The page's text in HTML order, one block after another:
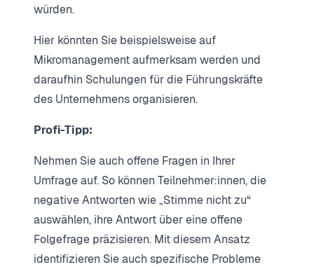
würden.
Hier könnten Sie beispielsweise auf
Mikromanagement aufmerksam werden und
daraufhin Schulungen für die Führungskräfte
des Unternehmens organisieren.
Profi-Tipp:
Nehmen Sie auch offene Fragen in Ihrer
Umfrage auf. So können Teilnehmer:innen, die
negative Antworten wie „Stimme nicht zu“
auswählen, ihre Antwort über eine offene
Folgefrage präzisieren. Mit diesem Ansatz
identifizieren Sie auch spezifische Probleme